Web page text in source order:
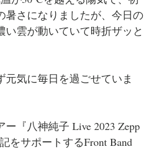
暑さになりましたが、今日の
雲が動いていて時折ザッと
気に毎日を過ごせていま
『八神純子 Live 2023 Zepp
をサポートするFront Band